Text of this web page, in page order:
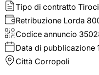
Tipo di contratto
Retribuzione Lorda
Codice annuncio
Data di pubblicazione
Città Corropoli